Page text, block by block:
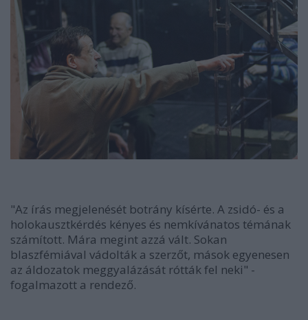
"Az írás megjelenését botrány kísérte. A zsidó- és a
holokausztkérdés kényes és nemkívánatos témának
számított. Mára megint azzá vált. Sokan
blaszfémiával vádolták a szerzőt, mások egyenesen
az áldozatok meggyalázását rótták fel neki" -
fogalmazott a rendező.